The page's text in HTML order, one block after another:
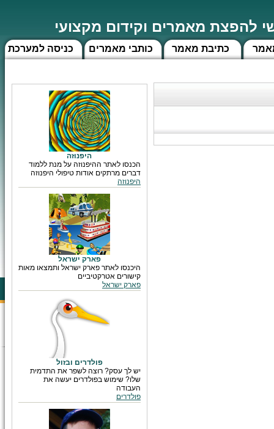
להפצת מאמרים וקידום מקצועי
כניסה למערכת כותבי מאמרים כתיבת מאמר
היפנוזה
הכנסו לאתר ההיפנוזה על מנת ללמוד
דברים מרתקים אודות טיפולי היפנוזה
היפנוזה
פארק ישראל
היכנסו לאתר פארק ישראל ותמצאו מאות
קישורים אטרקטיביים
פארק ישראל
פולדרים ובזול
יש לך עסק? רוצה לשפר את התדמית
שלו? שימוש בפולדרים יעשה את
העבודה
פולדרים